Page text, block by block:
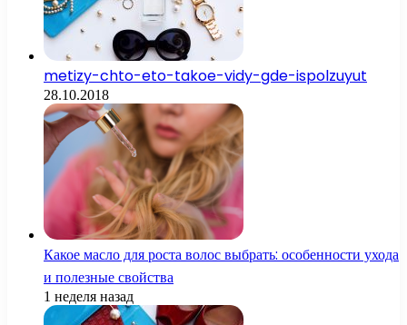
metizy-chto-eto-takoe-vidy-gde-ispolzuyut
28.10.2018
Какое масло для роста волос выбрать: особенности ухода
и полезные свойства
1 неделя назад